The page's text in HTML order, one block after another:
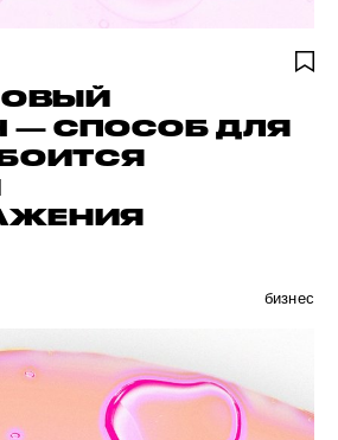
— СПОСОБ ДЛЯ
бизнес